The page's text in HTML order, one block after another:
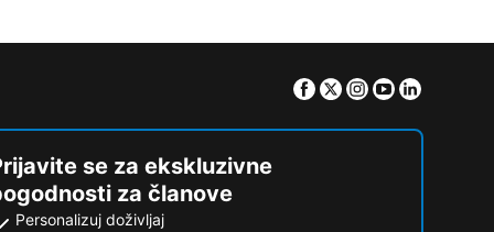
Facebook
TwitterInstagram
Youtube
se za ekskluzivne
za članove
Personalizuj doživljaj